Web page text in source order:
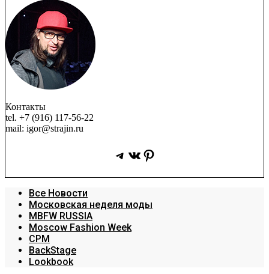
Контакты
tel. +7 (916) 117-56-22
mail: igor@strajin.ru
Telegram
ВКонтакте
Pinterest
Все Новости
Московская неделя моды
MBFW RUSSIA
Moscow Fashion Week
CPM
BackStage
Lookbook